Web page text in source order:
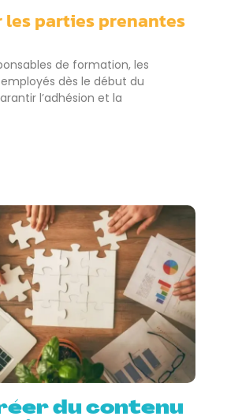
les parties prenantes
de formation, les
dès le début du
l’adhésion et la
du contenu